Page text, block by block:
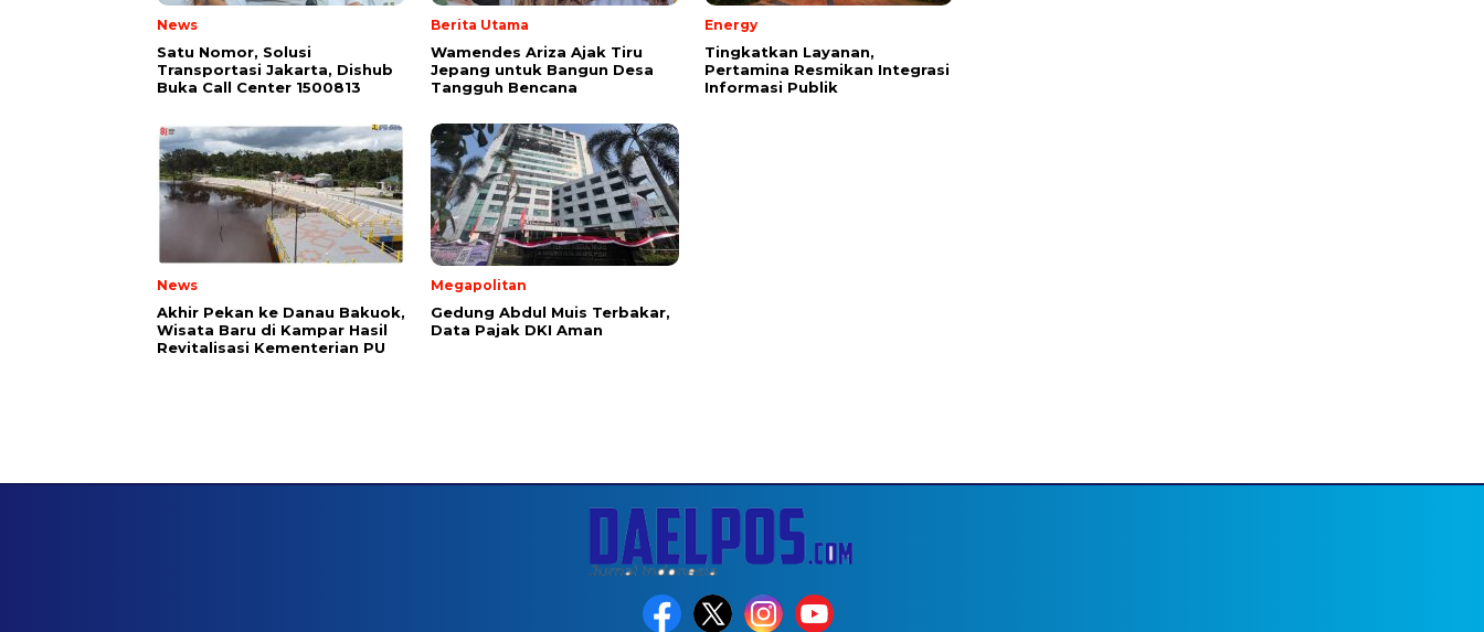
News
Satu Nomor, Solusi
Transportasi Jakarta, Dishub
Buka Call Center 1500813
Berita Utama
Wamendes Ariza Ajak Tiru
Jepang untuk Bangun Desa
Tangguh Bencana
Energy
Tingkatkan Layanan,
Pertamina Resmikan Integrasi
Informasi Publik
News
Akhir Pekan ke Danau Bakuok,
Wisata Baru di Kampar Hasil
Revitalisasi Kementerian PU
Megapolitan
Gedung Abdul Muis Terbakar,
Data Pajak DKI Aman